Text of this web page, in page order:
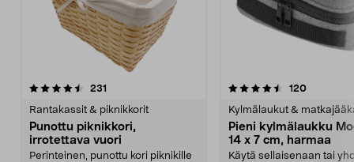
231
Rantakassit & piknikkorit
Punottu piknikkori,
irrotettava vuori
Perinteinen, punottu kori piknikille
4.5viidestä
120arvostelut
Kylmälaukut &
Pieni kylmälaukku
14 x 7 cm, harmaa
Käytä sellaisenaan tai
4.5viidestä